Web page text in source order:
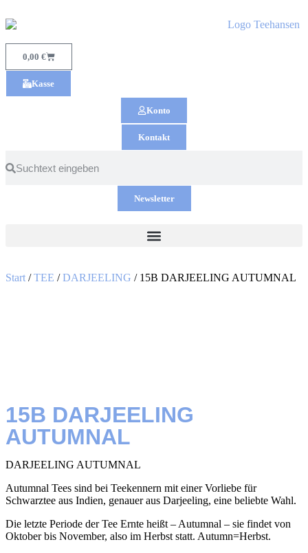
0,00 €
Kasse
Konto
Kontakt
Newsletter
Start /TEE /DARJEELING / 15B DARJEELING AUTUMNAL
15B DARJEELING
AUTUMNAL
DARJEELING AUTUMNAL
Autumnal Tees sind bei Teekennern mit einer Vorliebe für
Schwarztee aus Indien, genauer aus Darjeeling, eine beliebte Wahl.
Die letzte Periode der Tee Ernte heißt – Autumnal – sie findet von
Oktober bis November, also im Herbst statt. Autumn=Herbst.